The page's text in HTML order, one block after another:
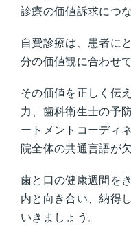
診療の価値訴求につ
自費診療は、患者に
分の価値観に合わせ
その価値を正しく伝
力、歯科衛生士の予
ートメントコーディ
院全体の共通言語が
歯と口の健康週間を
内と向き合い、納得
いきましょう。